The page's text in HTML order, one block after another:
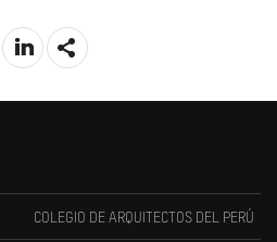
COLEGIO DE ARQUITECTOS DEL PERÚ